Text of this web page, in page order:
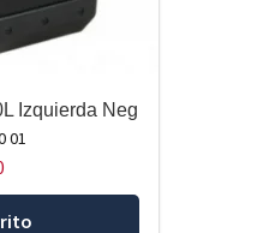
Izquierda Neg
01